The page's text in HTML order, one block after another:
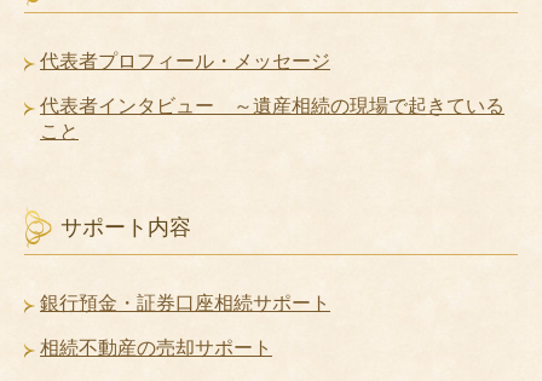
代表者プロフィール・メッセージ
代表者インタビュー ～遺産相続の現場で起きている
こと
サポート内容
銀行預金・証券口座相続サポート
相続不動産の売却サポート